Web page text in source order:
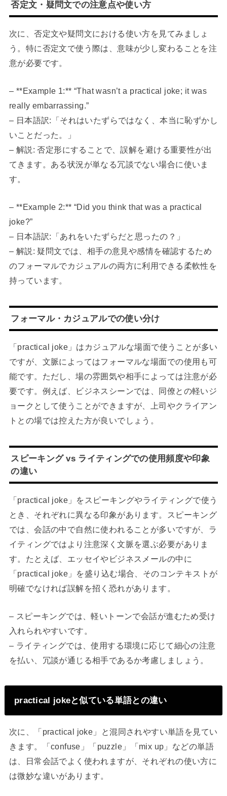
否定文・疑問文での注意点や使い方
次に、否定文や疑問文における使い方を見てみましょ
う。特に否定文で使う際は、意味が少し変わることを注
意が必要です。
– **Example 1:** “That wasn’t a practical joke; it was
really embarrassing.”
– 日本語訳:「それはいたずらではなく、本当に恥ずかし
いことだった。」
– 解説: 否定形にすることで、誤解を避ける重要性が出
てきます。ある状況が単なる冗談でない場合に使いま
す。
– **Example 2:** “Did you think that was a practical
joke?”
– 日本語訳:「あれをいたずらだと思ったの？」
– 解説: 疑問文では、相手の意見や感情を確認するため
のフォーマルでカジュアルの両方に利用できる柔軟性を
持っています。
フォーマル・カジュアルでの使い分け
「practical joke」はカジュアルな場面で使うことが多い
ですが、文脈によってはフォーマルな場面での使用も可
能です。ただし、場の雰囲気や相手によっては注意が必
要です。例えば、ビジネスシーンでは、同僚との軽いジ
ョークとして使うことができますが、上司やクライアン
トとの場では控えた方が良いでしょう。
スピーキング vs ライティングでの使用頻度や印象
の違い
「practical joke」をスピーキングやライティングで使う
とき、それぞれに異なる印象があります。スピーキング
では、会話の中で自然に使われることが多いですが、ラ
イティングではより注意深く文脈を選ぶ必要がありま
す。たとえば、エッセイやビジネスメールの中に
「practical joke」を盛り込む場合、そのコンテキストが
明確でなければ誤解を招く恐れがあります。
– スピーキングでは、軽いトーンで会話が進むため受け
入れられやすいです。
– ライティングでは、使用する環境に応じて細心の注意
を払い、冗談が通じる相手であるか考慮しましょう。
practical jokeと似ている単語との違い
次に、「practical joke」と混同されやすい単語を見てい
きます。「confuse」「puzzle」「mix up」などの単語
は、日常会話でよく使われますが、それぞれの使い方に
は微妙な違いがあります。